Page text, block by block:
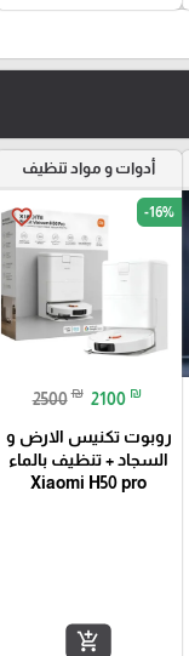
أدوات و مواد تنظيف
favorite_border -16%
2500 ₪ 2100 ₪
روبوت تكنيس الارض و
السجاد + تنظيف بالماء
Xiaomi H50 pro
add_shopping_cart